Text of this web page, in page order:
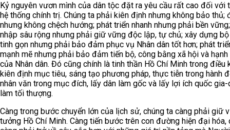
Kỷ nguyên vươn mình của dân tộc đặt ra yêu cầu rất cao đối với
hệ thống chính trị. Chúng ta phải kiên định nhưng không bảo thủ;
nhưng không chệch hướng; phát triển nhanh nhưng phải bền
nhập sâu rộng nhưng phải giữ vững độc lập, tự chủ; xây dựng
tinh gọn nhưng phải bảo đảm phục vụ Nhân dân tốt hơn; phát
mạnh mẽ nhưng phải bảo đảm tiến bộ, công bằng xã hội và hạnh
của Nhân dân. Đó cũng chính là tinh thần Hồ Chí Minh trong điều
kiên định mục tiêu, sáng tạo phương pháp, thực tiễn trong hành
nhân văn trong mục đích, lấy dân làm gốc và lấy lợi ích quốc
làm tối thượng.
Càng trong bước chuyển lớn của lịch sử, chúng ta càng phải giữ
tưởng Hồ Chí Minh. Càng tiến bước trên con đường hiện đại hóa,